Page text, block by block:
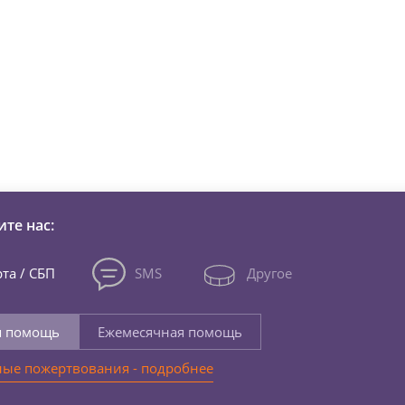
нас:
/ СБП SMS Другое
помощь
Ежемесячная помощь
пожертвования - подробнее